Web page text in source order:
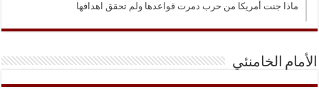
ماذا جنت أمريكا من حرب دمرت قواعدها ولم تحقق اهدافها
الأمام الخامنئي